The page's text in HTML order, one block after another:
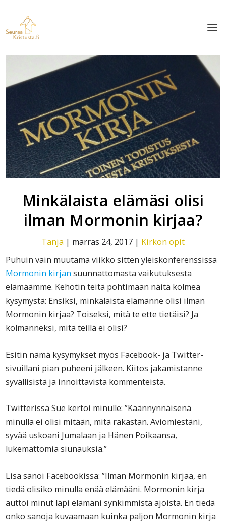
Minkälaista elämäsi olisi
ilman Mormonin kirjaa?
Tanja | marras 24, 2017 | Kirkon opit
Puhuin vain muutama viikko sitten yleiskonferenssissa
Mormonin kirjan suunnattomasta vaikutuksesta
elämäämme. Kehotin teitä pohtimaan näitä kolmea
kysymystä: Ensiksi, minkälaista elämänne olisi ilman
Mormonin kirjaa? Toiseksi, mitä te ette tietäisi? Ja
kolmanneksi, mitä teillä ei olisi?
Esitin nämä kysymykset myös Facebook- ja Twitter-
sivuillani pian puheeni jälkeen. Kiitos jakamistanne
syvällisistä ja innoittavista kommenteista.
Twitterissä Sue kertoi minulle: ”Käännynnäisenä
minulla ei olisi mitään, mitä rakastan. Aviomiestäni,
syvää uskoani Jumalaan ja Hänen Poikaansa,
lukemattomia siunauksia.”
Lisa sanoi Facebookissa: ”Ilman Mormonin kirjaa, en
tiedä olisiko minulla enää elämääni. Mormonin kirja
auttoi minut läpi elämäni synkimmistä ajoista. En tiedä
onko sanoja kuvaamaan kuinka paljon Mormonin kirja